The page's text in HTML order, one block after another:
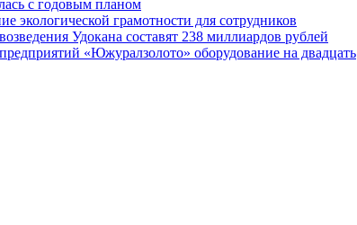
с годовым планом
экологической грамотности для сотрудников
Удокана составят 238 миллиардов рублей
«Южуралзолото» оборудование на двадцать